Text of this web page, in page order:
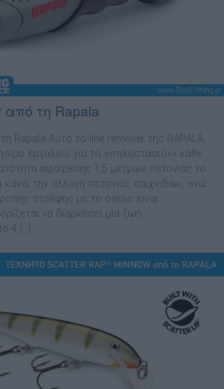
από τη Rapala
Rapala Αυτό το line remover της RAPALA,
εργαλείο για το «οπλοστάσιο«» κάθε
αφαίρεσης 1,5 µέτρων πετονιάς το
την αλλαγή πετονιάς παιχνιδάκι, ενώ
στρέψης µε το οποίο είναι
να διαρκέσει µία ζωή.
4 […]